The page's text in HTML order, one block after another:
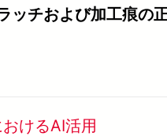
ッチおよび加工痕の
けるAI活用